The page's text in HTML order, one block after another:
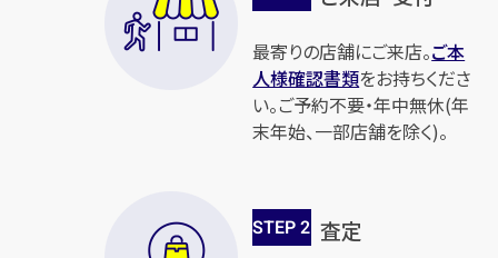
最寄りの店舗にご来店。ご本
人様確認書類をお持ちくださ
い。ご予約不要・年中無休(年
末年始、一部店舗を除く)。
STEP2 査定